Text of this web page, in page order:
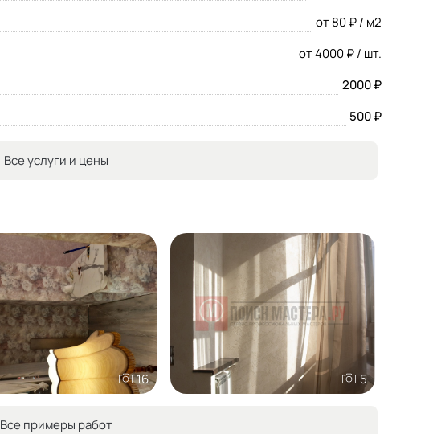
от 80 ₽ / м2
от 4000 ₽ / шт.
2000 ₽
500 ₽
Все услуги и цены
16 5
Все примеры работ